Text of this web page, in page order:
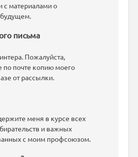
с материалами о
письма
Пожалуйста,
по почте копию моего
от рассылки.
меня в курсе всех
и важных
с моим профсоюзом.